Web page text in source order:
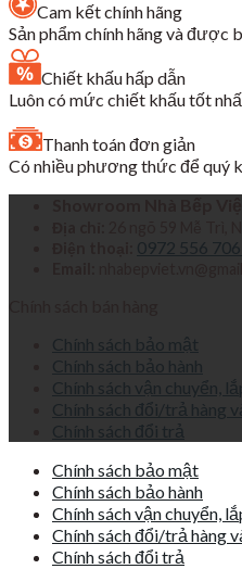
Cam kết chính hãng
Sản phẩm chính hãng và được
Chiết khấu hấp dẫn
Luôn có mức chiết khấu tốt
Thanh toán đơn giản
Có nhiều phương thức để quý
0972 556 706
Chính sách bảo mật
Chính sách bảo hành
Chính sách vận chuyển,
Chính sách đổi/trả hàng
Chính sách đổi trả
Chính sách bảo mật
Chính sách bảo hành
Chính sách vận chuyển,
Chính sách đổi/trả hàng
Chính sách đổi trả